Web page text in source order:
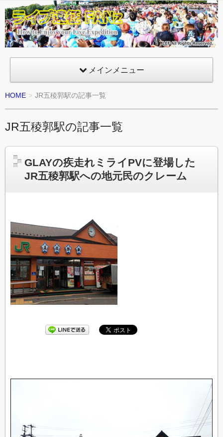
ライ
ブ遠
征
FANz
メインメニュー
HOME JR五稜郭駅の記事一覧
JR五稜郭駅の記事一覧
GLAYの疾走れミライPVに登場した
JR五稜郭駅への地元民のクレーム